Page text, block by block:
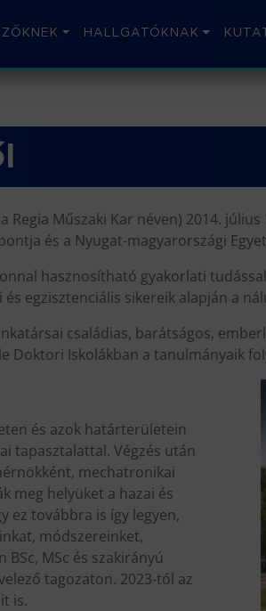
HALLGATÓKNAK
Regia Műszaki Kar néven) 2014.
és a Nyugat-magyarországi
hasznosítható gyakorlati
és egzisztenciális sikereik alapján a
családias, barátságos,
Doktori Iskolákban a tanulmányaik
és azok határterületein
tapasztalattal. Végzés után
mechatronikai
meg helyüket a hazai és
ez továbbra is így legyen,
módszereinket,
MSc és szakirányú
tagozaton. 2023-tól az
is.